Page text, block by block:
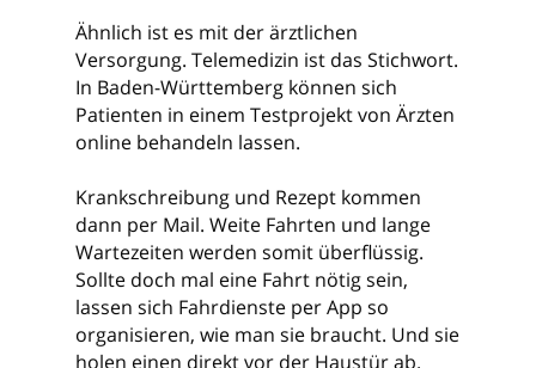
Ähnlich ist es mit der ärztlichen
Versorgung. Telemedizin ist das Stichwort.
In Baden-Württemberg können sich
Patienten in einem Testprojekt von Ärzten
online behandeln lassen.
Krankschreibung und Rezept kommen
dann per Mail. Weite Fahrten und lange
Wartezeiten werden somit überflüssig.
Sollte doch mal eine Fahrt nötig sein,
lassen sich Fahrdienste per App so
organisieren, wie man sie braucht. Und sie
holen einen direkt vor der Haustür ab.